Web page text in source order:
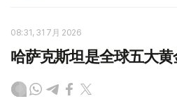
08:31, 31 7月 2026
哈萨克斯坦是全球五大